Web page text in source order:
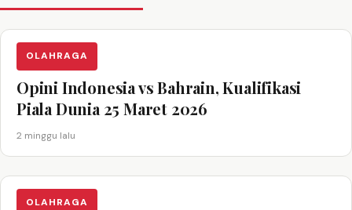
OLAHRAGA
Opini Indonesia vs Bahrain, Kualifikasi
Piala Dunia 25 Maret 2026
2 minggu lalu
OLAHRAGA